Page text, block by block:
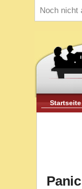
Noch nicht
Startseite